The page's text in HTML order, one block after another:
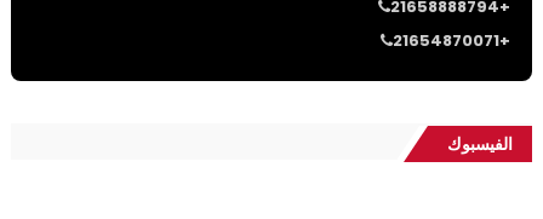
21658888794+
21654870071+
الفيسبوك